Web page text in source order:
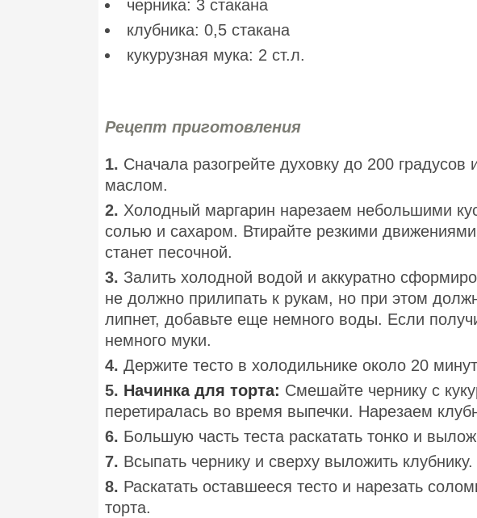
черника: 3 стакана
клубника: 0,5 стакана
кукурузная мука: 2 ст.л.
Рецепт приготовления
1. Сначала разогрейте духовку до 200
маслом.
2. Холодный маргарин нарезаем небольшими
солью и сахаром. Втирайте резкими
станет песочной.
3. Залить холодной водой и аккуратно
не должно прилипать к рукам, но при этом
липнет, добавьте еще немного воды. Если
немного муки.
4. Держите тесто в холодильнике около 20
5. Начинка для торта: Смешайте чернику с
перетиралась во время выпечки. Нарезаем
6. Большую часть теста раскатать тонко и
7. Всыпать чернику и сверху выложить клубнику.
8. Раскатать оставшееся тесто и нарезать
торта.